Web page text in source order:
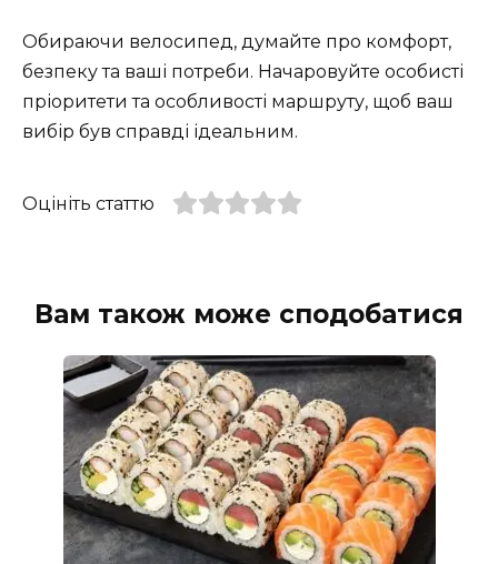
Обираючи велосипед, думайте про комфорт,
безпеку та ваші потреби. Начаровуйте особисті
пріоритети та особливості маршруту, щоб ваш
вибір був справді ідеальним.
Оцініть статтю
Вам також може сподобатися